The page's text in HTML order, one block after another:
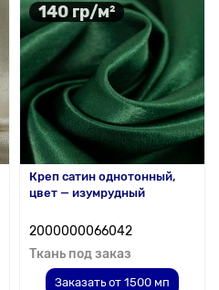
140 гр/м²
Креп сатин однотонный,
цвет — изумрудный
2000000066042
Ткань под заказ
Заказать от 1500 мп